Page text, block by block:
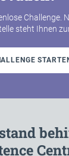
Challenge.
steht Ihnen